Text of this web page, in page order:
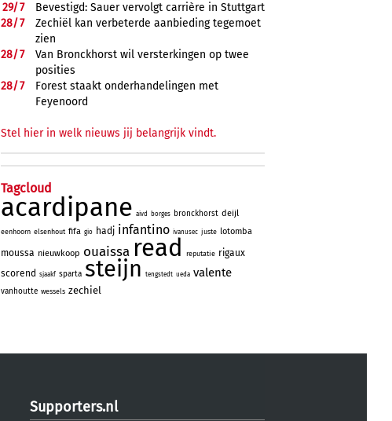
29/7
Bevestigd: Sauer vervolgt carrière in Stuttgart
28/7
Zechiël kan verbeterde aanbieding tegemoet
zien
28/7
Van Bronckhorst wil versterkingen op twee
posities
28/7
Forest staakt onderhandelingen met
Feyenoord
Stel hier in welk nieuws jij belangrijk vindt.
Tagcloud
acardipane aivd borges bronckhorst deijl
eenhoorn elsenhout fifa gio hadj infantino ivanusec juste lotomba
moussa nieuwkoop ouaissa read reputatie rigaux
scorend
sjaakf sparta steijn tengstedt ueda valente
vanhoutte wessels zechiel
Supporters.nl